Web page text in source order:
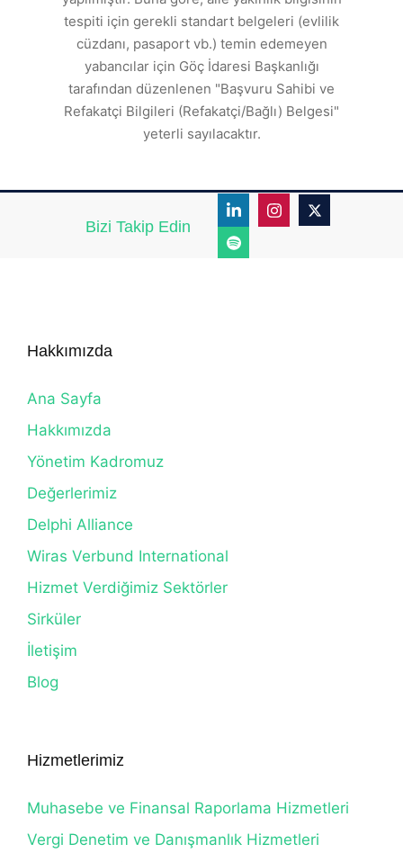
tespiti için gerekli standart belgeleri (evlilik
cüzdanı, pasaport vb.) temin edemeyen
yabancılar için Göç İdaresi Başkanlığı
tarafından düzenlenen "Başvuru Sahibi ve
Refakatçi Bilgileri (Refakatçi/Bağlı) Belgesi"
yeterli sayılacaktır.
Bizi Takip Edin
Hakkımızda
Ana Sayfa
Hakkımızda
Yönetim Kadromuz
Değerlerimiz
Delphi Alliance
Wiras Verbund International
Hizmet Verdiğimiz Sektörler
Sirküler
İletişim
Blog
Hizmetlerimiz
Muhasebe ve Finansal Raporlama Hizmetleri
Vergi Denetim ve Danışmanlık Hizmetleri